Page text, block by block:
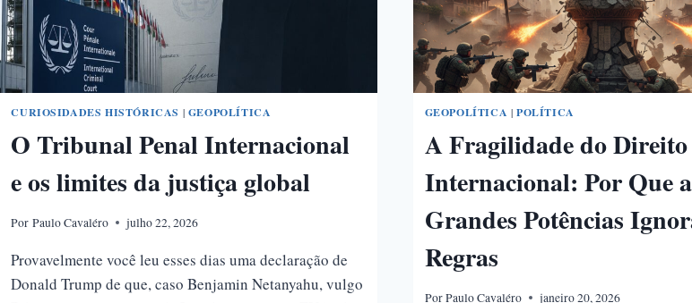
CURIOSIDADES HISTÓRICAS | GEOPOLÍTICA
O Tribunal Penal Internacional
e os limites da justiça global
Por Paulo Cavaléro julho 22, 2026
Provavelmente você leu esses dias uma declaração de
Donald Trump de que, caso Benjamin Netanyahu, vulgo
GEOPOLÍTICA | POLÍTICA
A Fragilidade do Direito
Internacional: Por Que
Grandes Potências
Regras
PorPaulo Cavaléro janeiro 20, 2026